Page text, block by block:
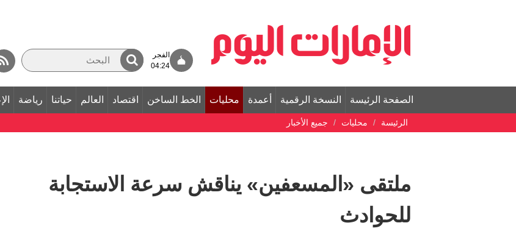
الفجر
04:24
الصفحة الرئيسة النسخة الرقمية أعمدة محليات الخط الساخن اقتصاد العالم حياتنا رياضة
الرئيسة محليات جميع الأخبار
ملتقى «المسعفين» يناقش سرعة الاستجابة
للحوادث